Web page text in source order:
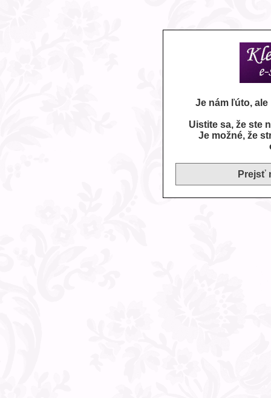
Je nám ľúto,
Uistite sa, že ste
Je možné, že
Prejsť